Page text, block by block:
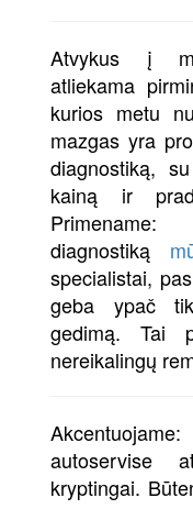
Atvykus į
atliekama
kurios metu
mazgas yra
diagnostiką,
kainą ir
diagnostiką
specialistai,
geba ypač
gedimą. Tai
nereikalingų
autoservise
kryptingai.